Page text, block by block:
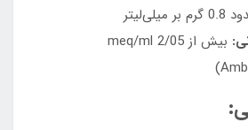
میلی‌لیتر
بیش از 2/05 meq/ml